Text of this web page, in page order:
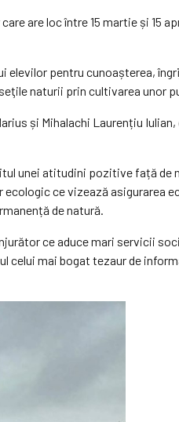
are loc între 15 martie și 15
pentru cunoașterea,
naturii prin cultivarea unor
și Mihalachi Laurențiu
unei atitudini pozitive față
ce vizează asigurarea
de natură.
ce aduce mari servicii
mai bogat tezaur de